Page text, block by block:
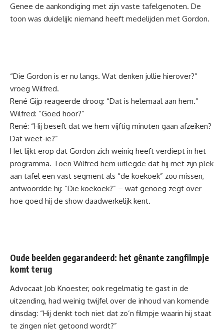
Genee de aankondiging met zijn vaste tafelgenoten. De
toon was duidelijk: niemand heeft medelijden met Gordon.
“Die Gordon is er nu langs. Wat denken jullie hierover?”
vroeg Wilfred.
René Gijp reageerde droog: “Dat is helemaal aan hem.”
Wilfred: “Goed hoor?”
René: “Hij beseft dat we hem vijftig minuten gaan afzeiken?
Dat weet-ie?”
Het lijkt erop dat Gordon zich weinig heeft verdiept in het
programma. Toen Wilfred hem uitlegde dat hij met zijn plek
aan tafel een vast segment als “de koekoek” zou missen,
antwoordde hij: “Die koekoek?” – wat genoeg zegt over
hoe goed hij de show daadwerkelijk kent.
Oude beelden gegarandeerd: het gênante zangfilmpje
komt terug
Advocaat Job Knoester, ook regelmatig te gast in de
uitzending, had weinig twijfel over de inhoud van komende
dinsdag: “Hij denkt toch niet dat zo’n filmpje waarin hij staat
te zingen níet getoond wordt?”